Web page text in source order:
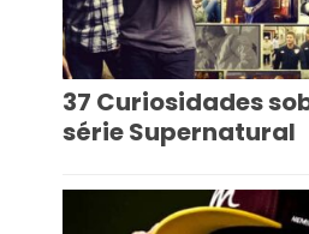
37 Curiosidades
série Supernatural